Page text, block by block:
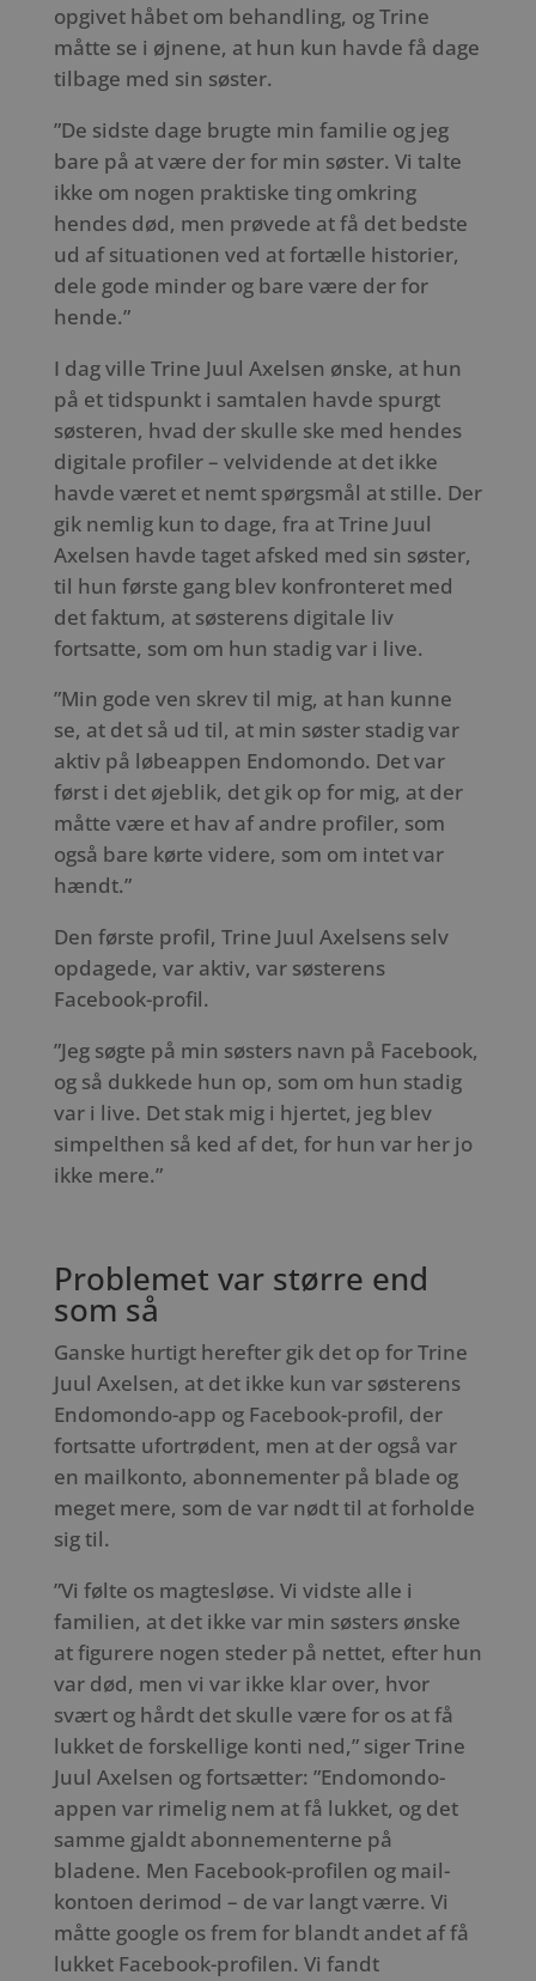
opgivet håbet om behandling, og Trine
måtte se i øjnene, at hun kun havde få dage
tilbage med sin søster.
”De sidste dage brugte min familie og jeg
bare på at være der for min søster. Vi talte
ikke om nogen praktiske ting omkring
hendes død, men prøvede at få det bedste
ud af situationen ved at fortælle historier,
dele gode minder og bare være der for
hende.”
I dag ville Trine Juul Axelsen ønske, at hun
på et tidspunkt i samtalen havde spurgt
søsteren, hvad der skulle ske med hendes
digitale profiler – velvidende at det ikke
havde været et nemt spørgsmål at stille. Der
gik nemlig kun to dage, fra at Trine Juul
Axelsen havde taget afsked med sin søster,
til hun første gang blev konfronteret med
det faktum, at søsterens digitale liv
fortsatte, som om hun stadig var i live.
”Min gode ven skrev til mig, at han kunne
se, at det så ud til, at min søster stadig var
aktiv på løbeappen Endomondo. Det var
først i det øjeblik, det gik op for mig, at der
måtte være et hav af andre profiler, som
også bare kørte videre, som om intet var
hændt.”
Den første profil, Trine Juul Axelsens selv
opdagede, var aktiv, var søsterens
Facebook-profil.
”Jeg søgte på min søsters navn på Facebook,
og så dukkede hun op, som om hun stadig
var i live. Det stak mig i hjertet, jeg blev
simpelthen så ked af det, for hun var her jo
ikke mere.”
Problemet var større end
som så
Ganske hurtigt herefter gik det op for Trine
Juul Axelsen, at det ikke kun var søsterens
Endomondo-app og Facebook-profil, der
fortsatte ufortrødent, men at der også var
en mailkonto, abonnementer på blade og
meget mere, som de var nødt til at forholde
sig til.
”Vi følte os magtesløse. Vi vidste alle i
familien, at det ikke var min søsters ønske
at figurere nogen steder på nettet, efter hun
var død, men vi var ikke klar over, hvor
svært og hårdt det skulle være for os at få
lukket de forskellige konti ned,” siger Trine
Juul Axelsen og fortsætter: ”Endomondo-
appen var rimelig nem at få lukket, og det
samme gjaldt abonnementerne på
bladene. Men Facebook-profilen og mail-
kontoen derimod – de var langt værre. Vi
måtte google os frem for blandt andet af få
lukket Facebook-profilen. Vi fandt